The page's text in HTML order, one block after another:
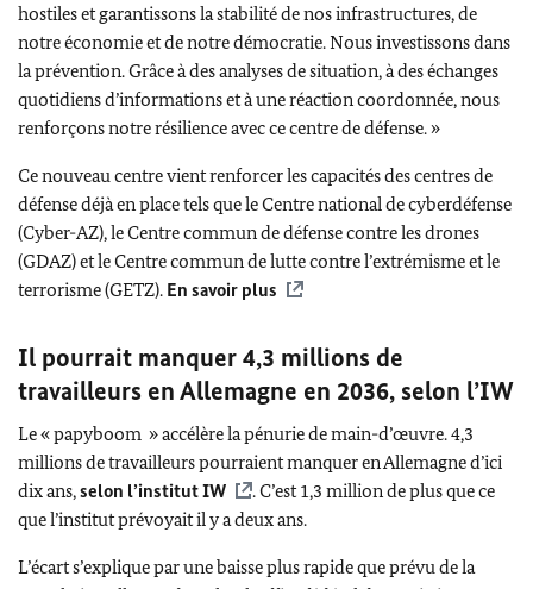
hostiles et garantissons la stabilité de nos infrastructures, de
notre économie et de notre démocratie. Nous investissons dans
la prévention. Grâce à des analyses de situation, à des échanges
quotidiens d’informations et à une réaction coordonnée, nous
renforçons notre résilience avec ce centre de défense. »
Ce nouveau centre vient renforcer les capacités des centres de
défense déjà en place tels que leCentre national de cyberdéfense
(Cyber-AZ), le Centre commun de défense contre les drones
(GDAZ) et le Centre commun de lutte contre l’extrémisme et le
terrorisme (GETZ). En savoir plus
Il pourrait manquer 4,3 millions de
travailleurs en Allemagne en 2036, selon l’IW
Le «papyboom » accélère la pénurie de main-d’œuvre. 4,3
millions de travailleurs pourraient manquer en Allemagne d’ici
dix ans,selon l’institut IW
. C’est 1,3 million de plus que ce
que l’institut prévoyait il y a deux ans.
L’écart s’explique par une baisse plus rapide que prévu de la